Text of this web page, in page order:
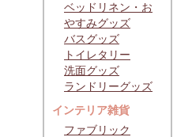
ベッドリネン・お
やすみグッズ
バスグッズ
トイレタリー
洗面グッズ
ランドリーグッズ
インテリア雑貨
ファブリック